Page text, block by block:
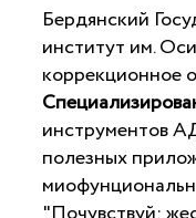
Бердянский
институт им.
коррекционное
инструментов
полезных